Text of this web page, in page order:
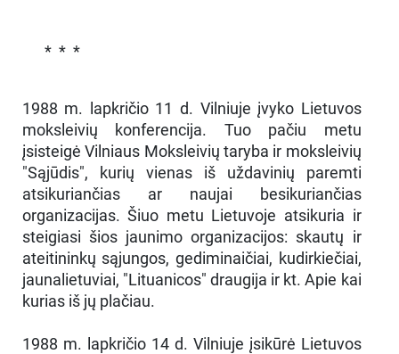
* * *
1988 m. lapkričio 11 d. Vilniuje įvyko Lietuvos
moksleivių konferencija. Tuo pačiu metu
įsisteigė Vilniaus Moksleivių taryba ir moksleivių
"Sąjūdis", kurių vienas iš uždavinių paremti
atsikuriančias ar naujai besikuriančias
organizacijas. Šiuo metu Lietuvoje atsikuria ir
steigiasi šios jaunimo organizacijos: skautų ir
ateitininkų sąjungos, gediminaičiai, kudirkiečiai,
jaunalietuviai, "Lituanicos" draugija ir kt. Apie kai
kurias iš jų plačiau.
1988 m. lapkričio 14 d. Vilniuje įsikūrė Lietuvos